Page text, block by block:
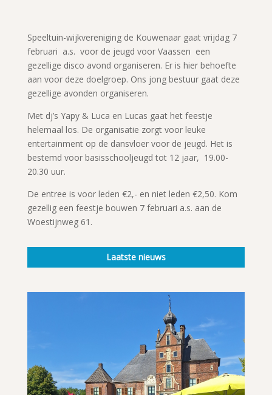
Speeltuin-wijkvereniging de Kouwenaar gaat vrijdag 7
februari a.s. voor de jeugd voor Vaassen een
gezellige disco avond organiseren. Er is hier behoefte
aan voor deze doelgroep. Ons jong bestuur gaat deze
gezellige avonden organiseren.
Met dj’s Yapy & Luca en Lucas gaat het feestje
helemaal los. De organisatie zorgt voor leuke
entertainment op de dansvloer voor de jeugd. Het is
bestemd voor basisschooljeugd tot 12 jaar, 19.00-
20.30 uur.
De entree is voor leden €2,- en niet leden €2,50. Kom
gezellig een feestje bouwen 7 februari a.s. aan de
Woestijnweg 61.
Laatste nieuws